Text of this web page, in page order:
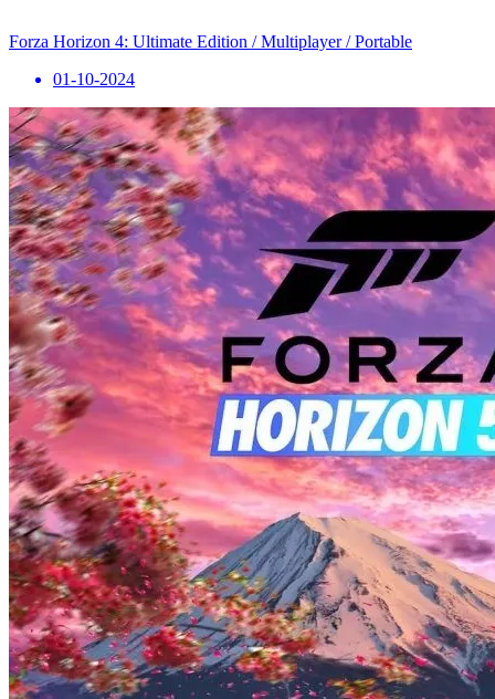
Forza Horizon 4: Ultimate Edition / Multiplayer / Portable
01-10-2024